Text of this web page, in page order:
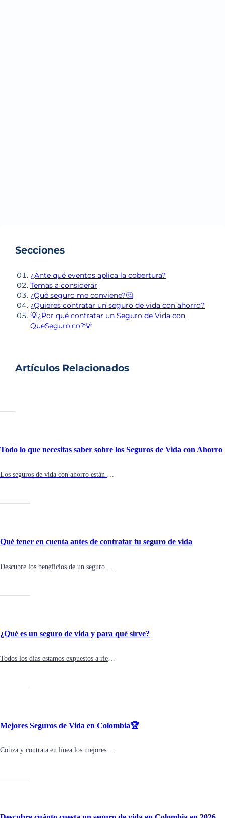
Secciones
¿Ante qué eventos aplica la cobertura?
Temas a considerar
¿Qué seguro me conviene?🤔
¿Quieres contratar un seguro de vida con ahorro?
💡¿Por qué contratar un Seguro de Vida con
QueSeguro.co?💡
Artículos Relacionados
Todo lo que necesitas saber sobre los Seguros de Vida con Ahorro
Qué tener en cuenta antes de contratar tu seguro de vida
¿Qué es un seguro de vida y para qué sirve?
Mejores Seguros de Vida en Colombia🏆
Cotiza y contrata en línea los mejores seguros de vida en el mercado colombiano.